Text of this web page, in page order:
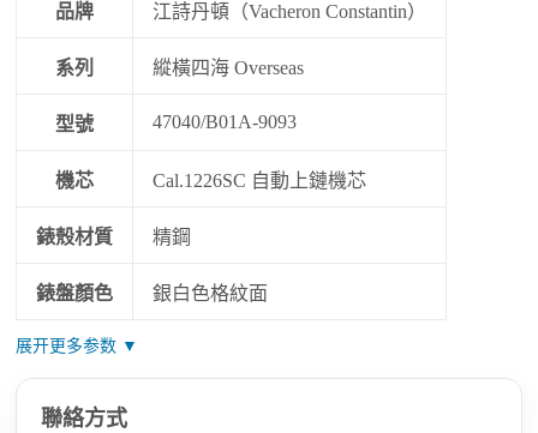
品牌 江詩丹頓（Vacheron Constantin）
系列 縱橫四海 Overseas
型號 47040/B01A-9093
機芯 Cal.1226SC 自動上鏈機芯
錶殼材質 精鋼
錶盤顏色 銀白色格紋面
展开更多参数 ▼
聯絡方式